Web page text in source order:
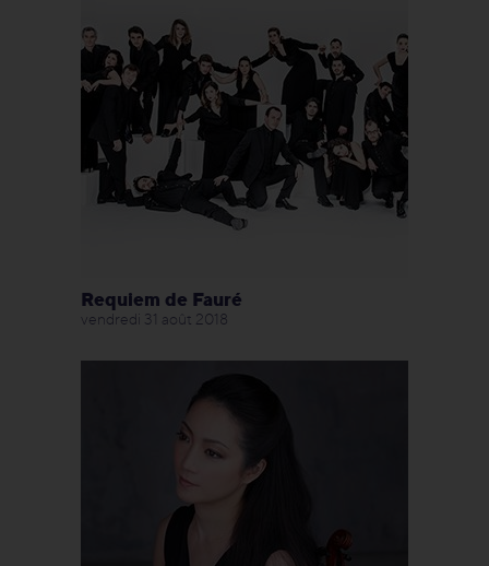
Requiem de Fauré
vendredi 31 août 2018